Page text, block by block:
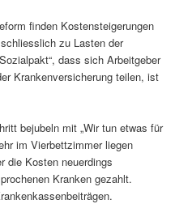
finden Kostensteigerungen
zu Lasten der
dass sich Arbeitgeber
Krankenversicherung teilen, ist
bejubeln mit „Wir tun etwas für
im Vierbettzimmer liegen
die Kosten neuerdings
Kranken gezahlt.